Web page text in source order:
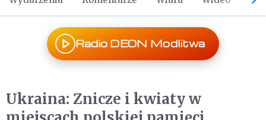
Radio DEON Modlitwa
Ukraina: Znicze i kwiaty w